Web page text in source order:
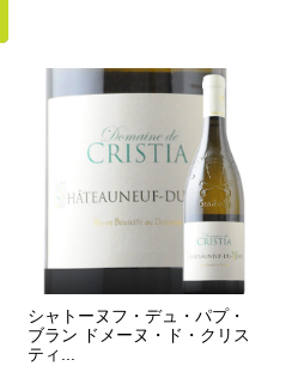
シャトーヌフ・デュ・パプ・
ブラン ドメーヌ・ド・クリス
ティ...